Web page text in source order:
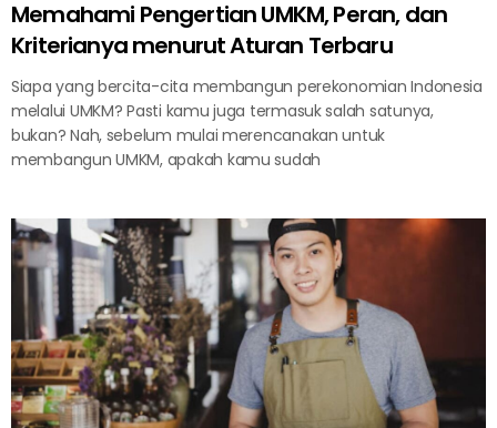
Memahami Pengertian UMKM, Peran, dan
Kriterianya menurut Aturan Terbaru
Siapa yang bercita-cita membangun perekonomian Indonesia
melalui UMKM? Pasti kamu juga termasuk salah satunya,
bukan? Nah, sebelum mulai merencanakan untuk
membangun UMKM, apakah kamu sudah